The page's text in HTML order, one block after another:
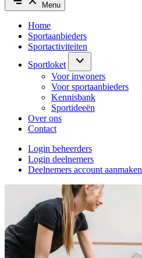
Menu
Home
Sportaanbieders
Sportactiviteiten
Sportloket
Voor inwoners
Voor sportaanbieders
Kennisbank
Sportideeën
Over ons
Contact
Login beheerders
Login deelnemers
Deelnemers account aanmaken